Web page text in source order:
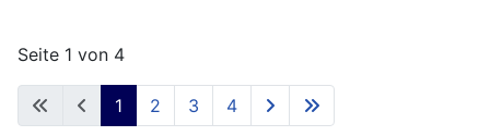
Seite 1 von 4
1 2 3 4